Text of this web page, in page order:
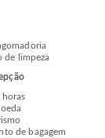
de limpeza
horas
de bagagem